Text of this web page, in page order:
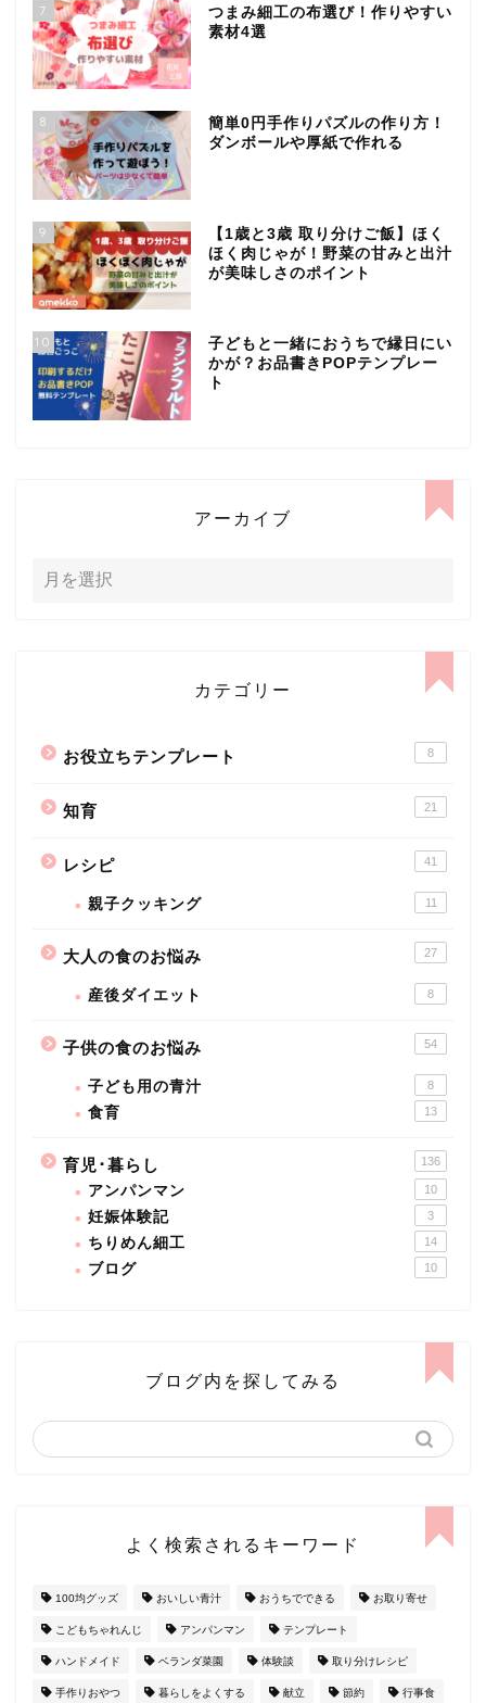
7
つまみ細工の布選び！作りやすい
素材4選
8
簡単0円手作りパズルの作り方！
ダンボールや厚紙で作れる
9
【1歳と3歳 取り分けご飯】ほく
ほく肉じゃが！野菜の甘みと出汁
が美味しさのポイント
10
子どもと一緒におうちで縁日にい
かが？お品書きPOPテンプレー
ト
アーカイブ
カテゴリー
お役立ちテンプレート 8
知育 21
レシピ 41
親子クッキング 11
大人の食のお悩み 27
産後ダイエット 8
子供の食のお悩み 54
子ども用の青汁 8
食育 13
育児･暮らし 136
アンパンマン 10
妊娠体験記 3
ちりめん細工 14
ブログ 10
ブログ内を探してみる
よく検索されるキーワード
100均グッズ おいしい青汁 おうちでできる お取り寄せ
こどもちゃれんじ アンパンマン テンプレート
ハンドメイド ベランダ菜園 体験談 取り分けレシピ
手作りおやつ 暮らしをよくする 献立 節約 行事食